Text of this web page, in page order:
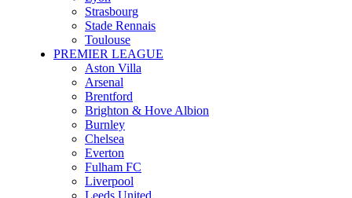
Strasbourg
Stade Rennais
Toulouse
PREMIER LEAGUE
Aston Villa
Arsenal
Brentford
Brighton & Hove Albion
Burnley
Chelsea
Everton
Fulham FC
Liverpool
Leeds United